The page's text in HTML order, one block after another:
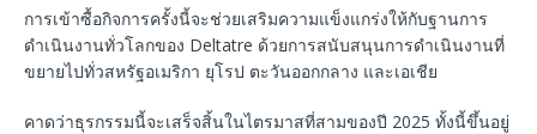
การเข้าซื้อกิจการครั้งนี้จะช่วยเสริมความแข็งแกร่งให้กับฐานการ
ดำเนินงานทั่วโลกของ Deltatre ด้วยการสนับสนุนการดำเนินงานที่
ขยายไปทั่วสหรัฐอเมริกา ยุโรป ตะวันออกกลาง และเอเชีย
คาดว่าธุรกรรมนี้จะเสร็จสิ้นในไตรมาสที่สามของปี 2025 ทั้งนี้ขึ้นอยู่